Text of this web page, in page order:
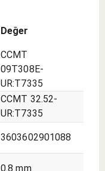
Değer
CCMT
09T308E-
UR:T7335
CCMT 32.52-
UR:T7335
3603602901088
0.8 mm